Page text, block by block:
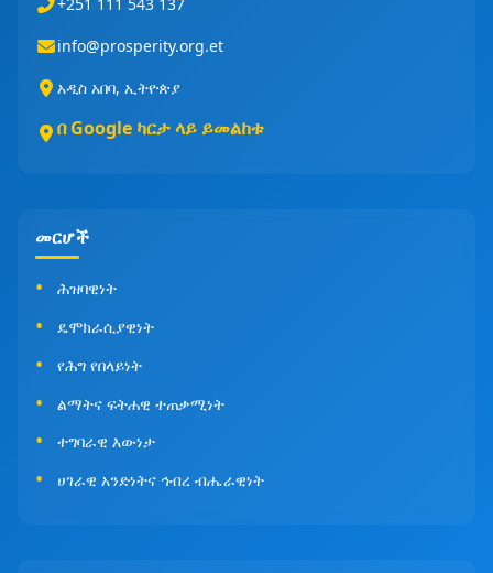
info@prosperity.org.et
አዲስ አበባ, ኢትዮጵያ
በ Google ካርታ ላይ ይመልከቱ
መርሆች
ሕዝባዊነት
ዴሞክራሲያዊነት
የሕግ የበላይነት
ልማትና ፍትሐዊ ተጠቃሚነት
ተግባራዊ እውነታ
ሀገራዊ አንድነትና ኅብረ ብሔራዊነት